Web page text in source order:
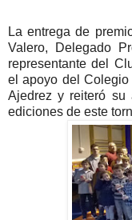
La entrega de
Valero, Delegado
representante del
el apoyo del
Ajedrez y reiteró su
ediciones de este